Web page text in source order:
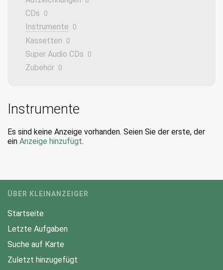
CDs 0
Instrumente 0
Kassetten 0
Super Audio CDs 0
Zubehör 0
Instrumente
Es sind keine Anzeige vorhanden. Seien Sie der erste, der
ein Anzeige hinzufügt.
ÜBER KLEINANZEIGER
Startseite
Letzte Aufgaben
Suche auf Karte
Zuletzt hinzugefügt